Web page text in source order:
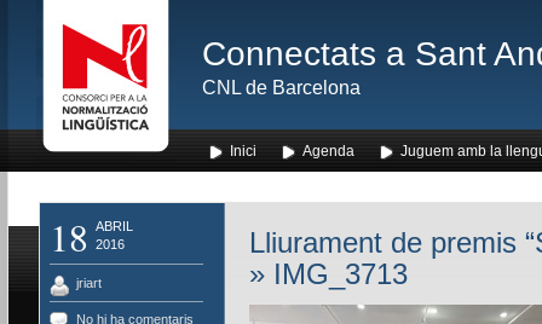
Connectats a Sant
CNL de Barcelona
Inici Agenda Juguem amb la
18
ABRIL
2016
jriart
No hi ha comentaris
Lliurament de premis
» IMG_3713